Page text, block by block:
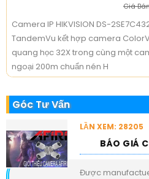
Giá
Camera IP HIKVISION DS-
TandemVu kết hợp camera
quang học 32X trong cùng một
ngoại 200m chuẩn nén H
Góc Tư Vấn
LẦN XEM: 28205
BÁO GIÁ
Được